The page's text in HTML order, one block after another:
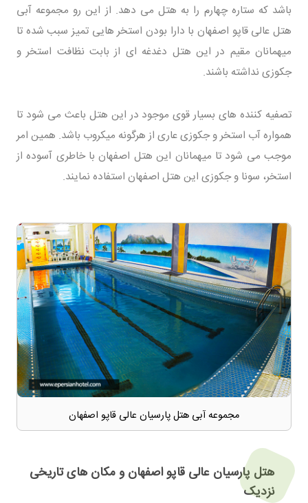
باشد که ستاره چهارم را به هتل می دهد. از این رو مجموعه آبی
هتل عالی قاپو اصفهان با دارا بودن استخر هایی تمیز سبب شده تا
میهمانان مقیم در این هتل دغدغه ای از بابت نظافت استخر و
جکوزی نداشته باشند.
تصفیه کننده های بسیار قوی موجود در این هتل باعث می شود تا
همواره آب استخر و جکوزی عاری از هرگونه میکروب باشد. همین امر
موجب می شود تا میهمانان این هتل اصفهان با خاطری آسوده از
استخر، سونا و جکوزی این هتل اصفهان استفاده نمایند.
مجموعه آبی هتل پارسیان عالی قاپو اصفهان
هتل پارسیان عالی قاپو اصفهان و مکان های تاریخی
نزدیک